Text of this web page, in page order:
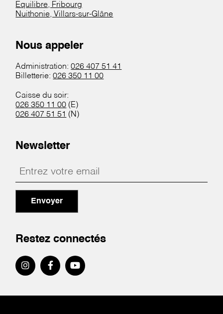
Equilibre, Fribourg
Nuithonie, Villars-sur-Glâne
Nous appeler
Administration:026 407 51 41
Billetterie:026 350 11 00
Caisse du soir:
026 350 11 00 (E)
026 407 51 51 (N)
Newsletter
Envoyer
Restez connectés